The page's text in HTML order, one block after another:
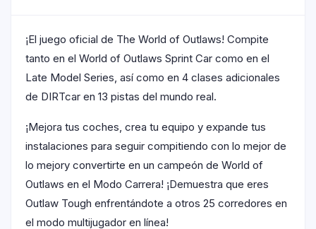
¡El juego oficial de The World of Outlaws! Compite
tanto en el World of Outlaws Sprint Car como en el
Late Model Series, así como en 4 clases adicionales
de DIRTcar en 13 pistas del mundo real.
¡Mejora tus coches, crea tu equipo y expande tus
instalaciones para seguir compitiendo con lo mejor de
lo mejory convertirte en un campeón de World of
Outlaws en el Modo Carrera! ¡Demuestra que eres
Outlaw Tough enfrentándote a otros 25 corredores en
el modo multijugador en línea!